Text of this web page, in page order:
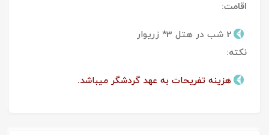
اقامت:
2 شب در هتل 3* زریوار
نکته:
هزینه تفریحات به عهد گردشگر میباشد.